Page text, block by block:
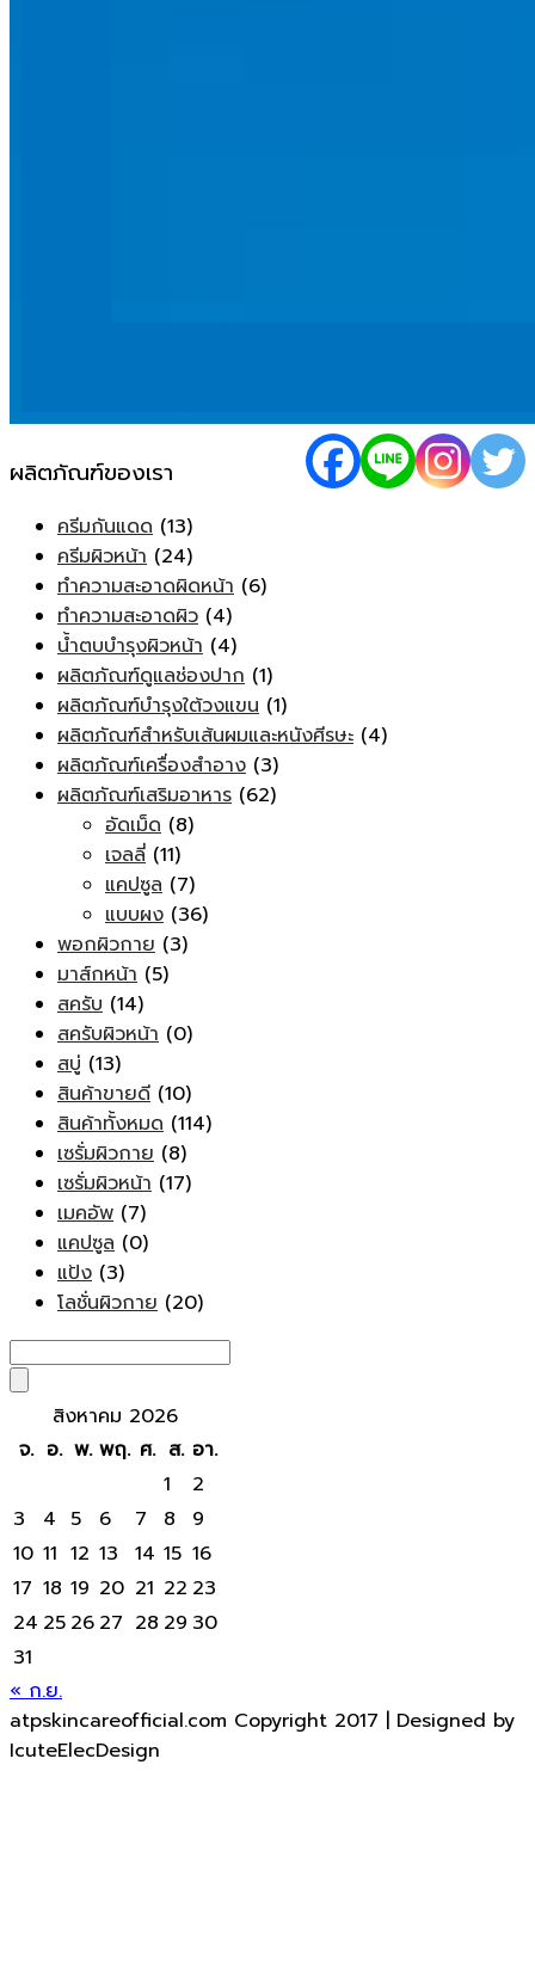
ผลิตภัณฑ์ของเรา
ครีมกันแดด (13)
ครีมผิวหน้า (24)
ทำความสะอาดผิดหน้า (6)
ทำความสะอาดผิว (4)
น้ำตบบำรุงผิวหน้า (4)
ผลิตภัณฑ์ดูแลช่องปาก (1)
ผลิตภัณฑ์บำรุงใต้วงแขน (1)
ผลิตภัณฑ์สำหรับเส้นผมและหนังศีรษะ (4)
ผลิตภัณฑ์เครื่องสำอาง (3)
ผลิตภัณฑ์เสริมอาหาร (62)
อัดเม็ด (8)
เจลลี่ (11)
แคปซูล (7)
แบบผง (36)
พอกผิวกาย (3)
มาส์กหน้า (5)
สครับ (14)
สครับผิวหน้า (0)
สบู่ (13)
สินค้าขายดี (10)
สินค้าทั้งหมด (114)
เซรั่มผิวกาย (8)
เซรั่มผิวหน้า (17)
เมคอัพ (7)
แคปซูล (0)
แป้ง (3)
โลชั่นผิวกาย (20)
สิงหาคม 2026
จ. อ. พ. พฤ. ศ. ส. อา.
1
2
3
4 5 6 7 8
9
10 11 12 13 14 15 16
17 18 19 20 21 22 23
24 25 26 27 28 29 30
31
« ก.ย.
atpskincareofficial.com Copyright 2017 | Designed by
IcuteElecDesign